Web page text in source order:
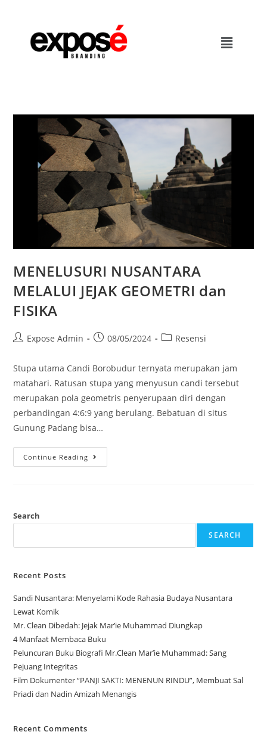
MENELUSURI NUSANTARA
MELALUI JEJAK GEOMETRI dan
FISIKA
Expose Admin 08/05/2024 Resensi
Stupa utama Candi Borobudur ternyata merupakan jam
matahari. Ratusan stupa yang menyusun candi tersebut
merupakan pola geometris penyerupaan diri dengan
perbandingan 4:6:9 yang berulang. Bebatuan di situs
Gunung Padang bisa…
Continue Reading
Search
SEARCH
Recent Posts
Sandi Nusantara: Menyelami Kode Rahasia Budaya Nusantara
Lewat Komik
Mr. Clean Dibedah: Jejak Mar’ie Muhammad Diungkap
4 Manfaat Membaca Buku
Peluncuran Buku Biografi Mr.Clean Mar’ie Muhammad: Sang
Pejuang Integritas
Film Dokumenter “PANJI SAKTI: MENENUN RINDU”, Membuat Sal
Priadi dan Nadin Amizah Menangis
Recent Comments